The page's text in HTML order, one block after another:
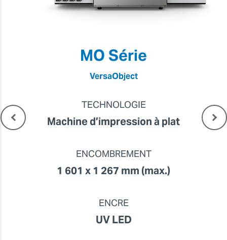
MO Série
VersaObject
TECHNOLOGIE
Machine d’impression à plat
ENCOMBREMENT
1 601 x 1 267 mm (max.)
ENCRE
UV LED